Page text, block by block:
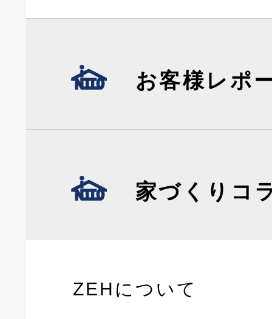
お客様レポ
家づくりコ
ZEHについて